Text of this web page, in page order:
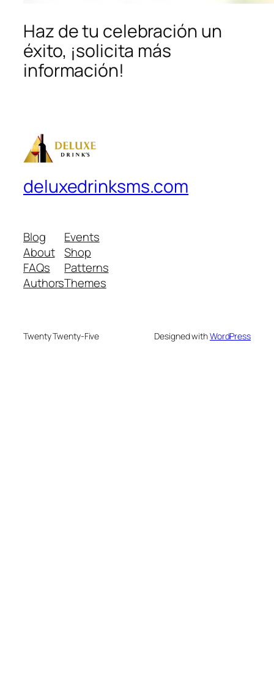
Haz de tu celebración un
éxito, ¡solicita más
información!
deluxedrinksms.com
Blog
About
FAQs
Authors
Events
Shop
Patterns
Themes
Twenty Twenty-Five Designed withWordPress